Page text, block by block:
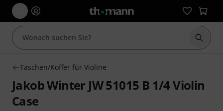
Suche
Taschen/Koffer für Violine
Jakob Winter JW 51015 B 1/4 Violin
Case